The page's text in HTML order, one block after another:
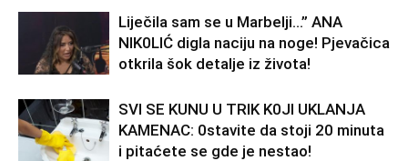
Liječila sam se u Marbelji…” ANA
NlK0LlĆ digla naciju na noge! Pjevačica
otkrila šok detalje iz života!
SVl SE KUNU U TRlK K0Jl UKLANJA
KAMENAC: 0stavite da stoji 20 minuta
i pitaćete se gde je nestao!